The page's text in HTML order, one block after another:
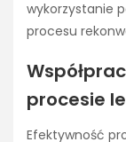
wykorzystanie
procesu
procesie
Efektywność